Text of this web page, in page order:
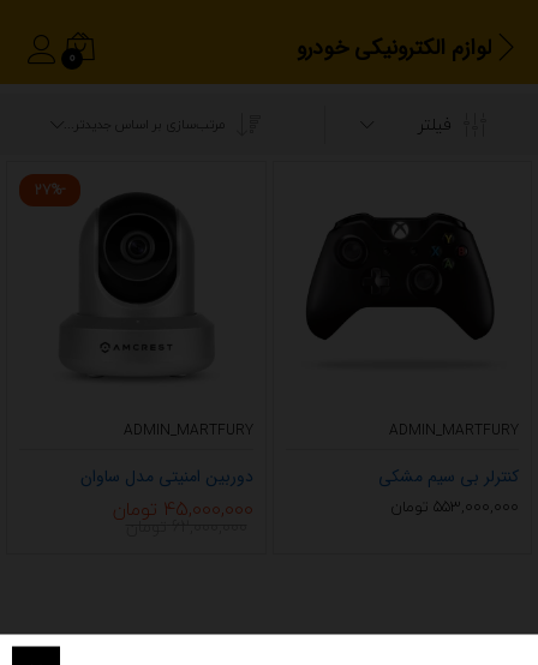
لوازم الکترونیکی خودرو 0
فیلتر
ADMIN_MARTFURY
کنترلر بی سیم مشکی
553,000,000 تومان
-
27%
ADMIN_MARTFURY
دوربین امنیتی مدل ساوان
45,000,000 تومان
62,000,000 تومان